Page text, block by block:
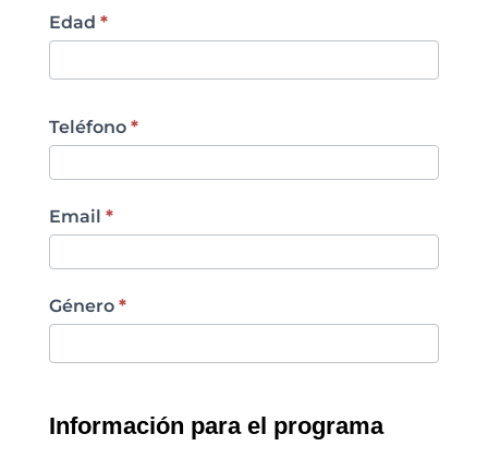
Edad *
Teléfono *
Email *
Género *
Información para el programa